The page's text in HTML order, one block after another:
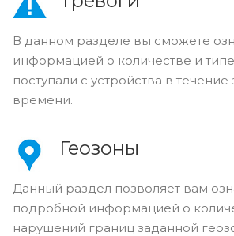
В данном разделе вы сможете
информацией о количестве и
поступали с устройства в течение
времени.
Геозоны
Данный раздел позволяет вам
подробной информацией о
нарушений границ заданной